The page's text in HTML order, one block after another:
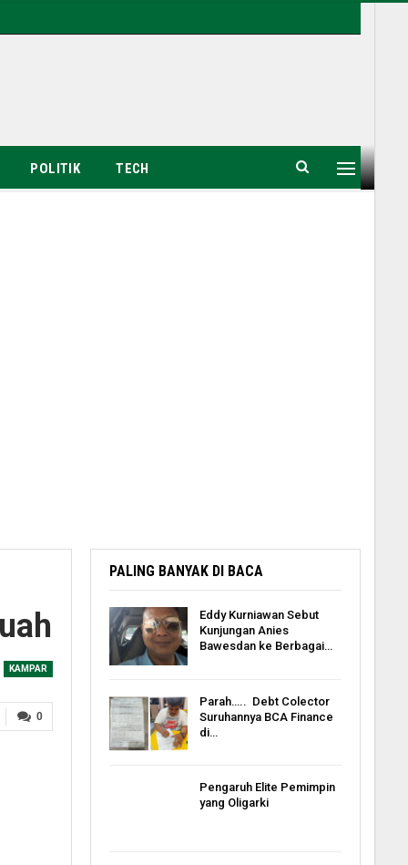
POLITIK TECH
KAMPAR
0
PALING BANYAK DI BACA
Eddy Kurniawan Sebut
Kunjungan Anies
Bawesdan ke Berbagai…
Parah….. Debt Colector
Suruhannya BCA Finance
di…
Pengaruh Elite Pemimpin
yang Oligarki